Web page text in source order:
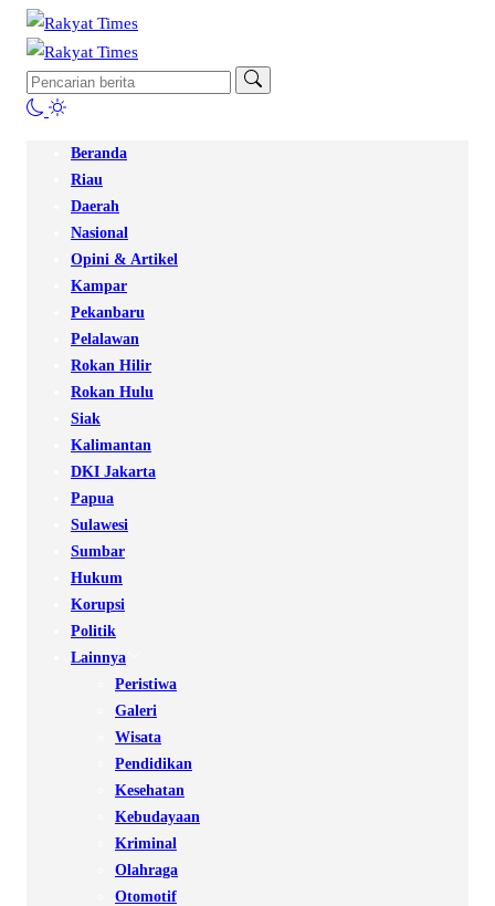
Beranda
Riau
Daerah
Nasional
Opini & Artikel
Kampar
Pekanbaru
Pelalawan
Rokan Hilir
Rokan Hulu
Siak
Kalimantan
DKI Jakarta
Papua
Sulawesi
Sumbar
Hukum
Korupsi
Politik
Lainnya
Peristiwa
Galeri
Wisata
Pendidikan
Kesehatan
Kebudayaan
Kriminal
Olahraga
Otomotif